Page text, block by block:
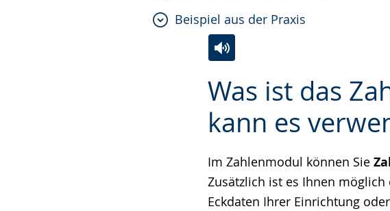
Beispiel aus der Praxis
Was ist das
kann es
Im Zahlenmodul können Sie
Zusätzlich ist es Ihnen möglich
Eckdaten Ihrer Einrichtung
Leichten
Sprache
wechseln.
Audio-
Unterstützung.
Video
in
Deutscher
wird
angezeigt.